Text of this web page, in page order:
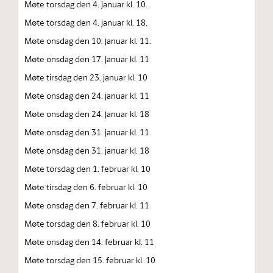
Møte torsdag den 4. januar kl. 10.
Møte torsdag den 4. januar kl. 18.
Møte onsdag den 10. januar kl. 11.
Møte onsdag den 17. januar kl. 11
Møte tirsdag den 23. januar kl. 10
Møte onsdag den 24. januar kl. 11
Møte onsdag den 24. januar kl. 18
Møte onsdag den 31. januar kl. 11
Møte onsdag den 31. januar kl. 18
Møte torsdag den 1. februar kl. 10
Møte tirsdag den 6. februar kl. 10
Møte onsdag den 7. februar kl. 11
Møte torsdag den 8. februar kl. 10
Møte onsdag den 14. februar kl. 11
Møte torsdag den 15. februar kl. 10